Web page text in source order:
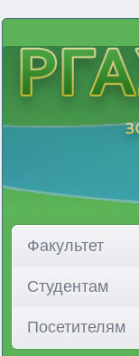
Факультет
Студентам
Посетителям